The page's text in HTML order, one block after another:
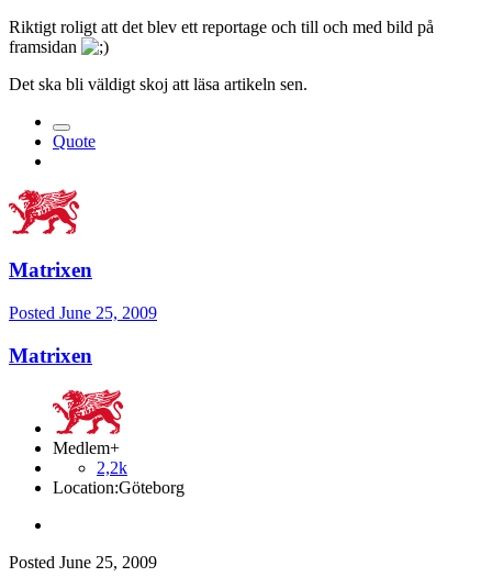
Riktigt roligt att det blev ett reportage och till och med bild på
framsidan
Det ska bli väldigt skoj att läsa artikeln sen.
Quote
Matrixen
Posted June 25, 2009
Matrixen
Medlem+
2,2k
Location:Göteborg
Posted June 25, 2009